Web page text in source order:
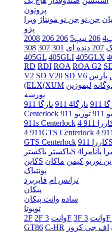
پروتون
جن تو جن تو مونتاژ ویرا
پژو
2008
206 تیپ5
206
207 دنده ای 301
307
308
405GL 405GLI 405GLX
RD RDI ROA ROA G2
V2 SD V20 SD V6
(ELX(XUM لیموزین
پورشه
911
تارگا4 911
Centerlock
911s Centerlock
911 4GTS Centerlock
GTS Centerlock
کاررا 911S
باکسترباکسترS
کاینS
توربو کیمن
پونتیاک
ترانس ام فایربرد
پیکان
ساده وانت پیکان
تویوتا
2F
2F وانت3F 3F وانت
GT86 C-HR